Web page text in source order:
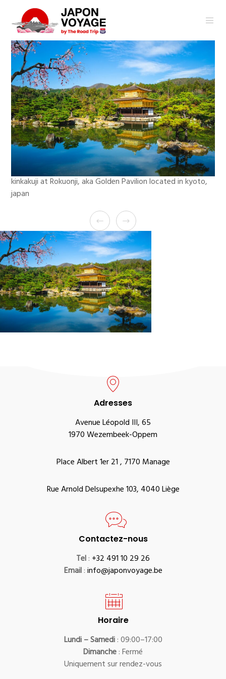
kinkakuji at Rokuonji, aka Golden Pavilion located in kyoto,
japan
Adresses
Avenue Léopold III, 65
1970 Wezembeek-Oppem
Place Albert 1er 21 , 7170 Manage
Rue Arnold Delsupexhe 103, 4040 Liège
Contactez-nous
Tel: +32 491 10 29 26
Email:info@japonvoyage.be
Horaire
Lundi – Samedi: 09:00–17:00
Dimanche: Fermé
Uniquement sur rendez-vous